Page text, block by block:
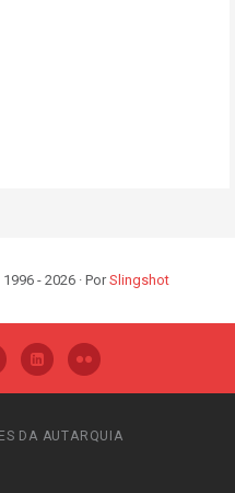
- 2026 · PorSlingshot
DA AUTARQUIA